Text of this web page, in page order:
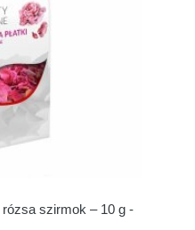
szirmok – 10 g -